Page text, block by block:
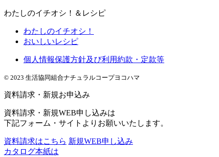
わたしのイチオシ！＆レシピ
わたしのイチオシ！
おいしいレシピ
個人情報保護方針及び利用約款・定款等
© 2023 生活協同組合ナチュラルコープヨコハマ
資料請求・新規お申込み
資料請求・新規WEB申し込みは
下記フォーム・サイトよりお願いいたします。
資料請求はこちら 新規WEB申し込み
カタログ本紙は